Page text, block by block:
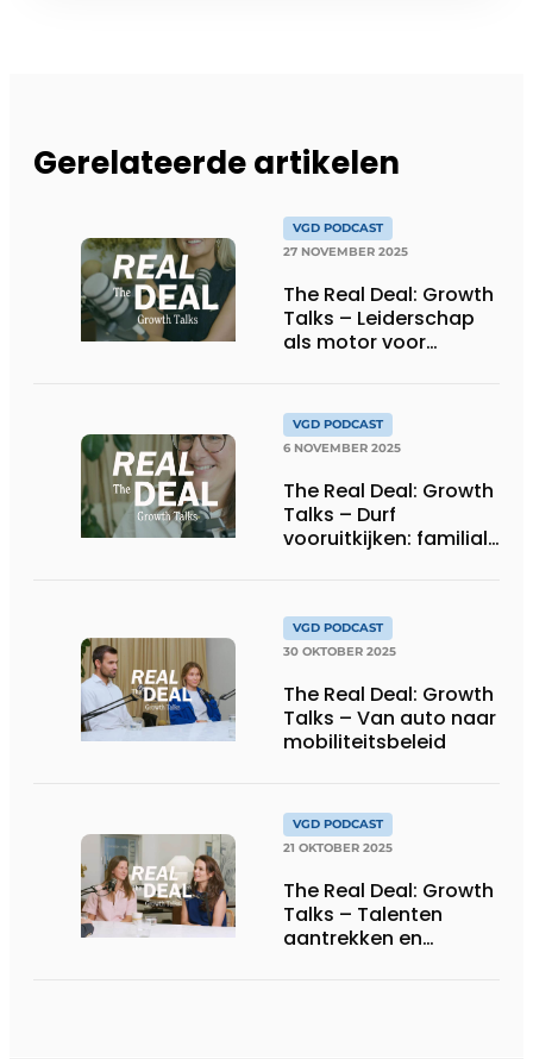
Gerelateerde artikelen
VGD PODCAST
27 NOVEMBER 2025
The Real Deal: Growth
Talks – Leiderschap
als motor voor
VGD PODCAST
6 NOVEMBER 2025
The Real Deal: Growth
Talks – Durf
vooruitkijken: familiale
VGD PODCAST
30 OKTOBER 2025
The Real Deal: Growth
Talks – Van auto naar
mobiliteitsbeleid
VGD PODCAST
21 OKTOBER 2025
The Real Deal: Growth
Talks – Talenten
aantrekken en